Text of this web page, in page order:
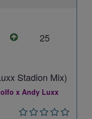
25
Stadion Mix)
x Andy Luxx